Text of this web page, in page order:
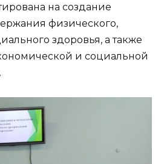
на создание
физического,
здоровья, а также
и социальной